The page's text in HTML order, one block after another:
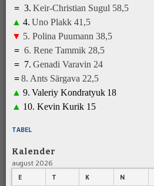
= 3. Keir-Christian Sugul 58,5
▲ 4. Uno Plakk 41,5
▼ 5. Polina Puumann 38,5
= 6. Rene Tammik 28,5
= 7. Genadi Varavin 24
=8. Ants Särgava 22,5
▲ 9. Valeriy Kondratyuk 18
▲ 10. Kevin Kurik 15
TABEL
Kalender
august 2026
E
T K N